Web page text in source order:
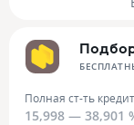
Полная ст-ть
15,998 — 38,901